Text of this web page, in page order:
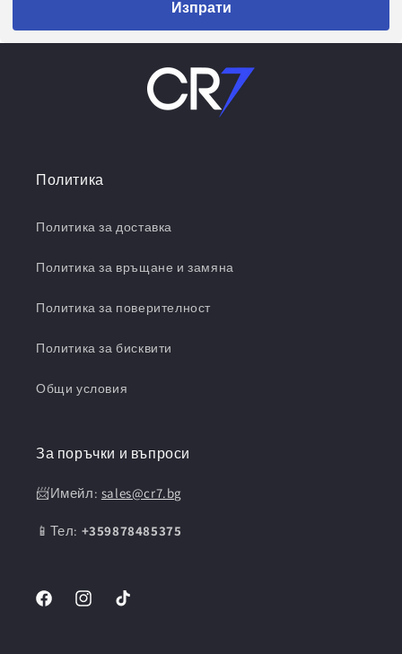
Изпрати
Политика
Политика за доставка
Политика за връщане и замяна
Политика за поверителност
Политика за бисквити
Общи условия
За поръчки и въпроси
📨Имейл: sales@cr7.bg
📱Тел: +359878485375
FacebookInstagramTikTok